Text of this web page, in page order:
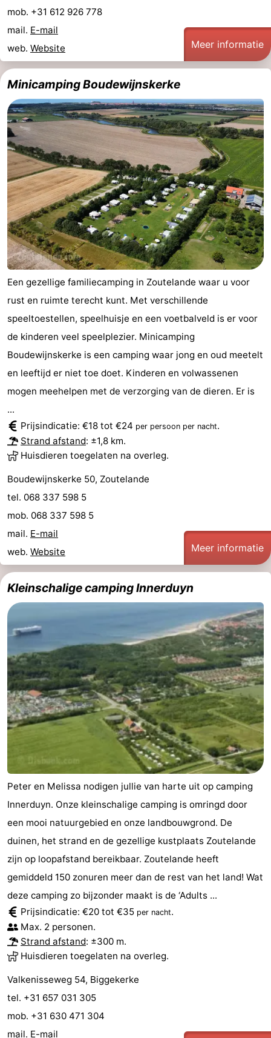
mob. +31 612 926 778
mail. E-mail
web. Website Meer informatie
Minicamping Boudewijnskerke
Een gezellige familiecamping in Zoutelande waar u voor
rust en ruimte terecht kunt. Met verschillende
speeltoestellen, speelhuisje en een voetbalveld is er voor
de kinderen veel speelplezier. Minicamping
Boudewijnskerke is een camping waar jong en oud meetelt
en leeftijd er niet toe doet. Kinderen en volwassenen
mogen meehelpen met de verzorging van de dieren. Er is
...
Prijsindicatie: €18 tot €24 per persoon per nacht.
Strand afstand: ±1,8 km.
Huisdieren toegelaten na overleg.
Boudewijnskerke 50, Zoutelande
tel. 068 337 598 5
mob. 068 337 598 5
mail. E-mail
web. Website Meer informatie
Kleinschalige camping Innerduyn
Peter en Melissa nodigen jullie van harte uit op camping
Innerduyn. Onze kleinschalige camping is omringd door
een mooi natuurgebied en onze landbouwgrond. De
duinen, het strand en de gezellige kustplaats Zoutelande
zijn op loopafstand bereikbaar. Zoutelande heeft
gemiddeld 150 zonuren meer dan de rest van het land! Wat
deze camping zo bijzonder maakt is de ‘Adults ...
Prijsindicatie: €20 tot €35 per nacht.
Max. 2 personen.
Strand afstand: ±300 m.
Huisdieren toegelaten na overleg.
Valkenisseweg 54, Biggekerke
tel. +31 657 031 305
mob. +31 630 471 304
mail. E-mail